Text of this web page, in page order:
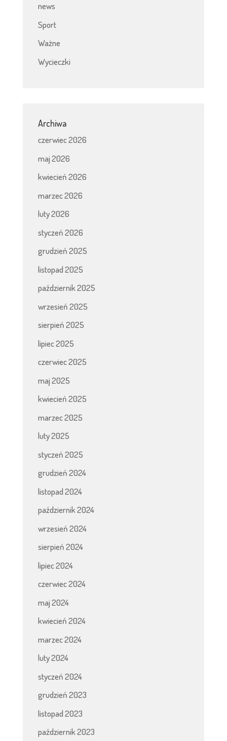
news
Sport
Ważne
Wycieczki
Archiwa
czerwiec 2026
maj 2026
kwiecień 2026
marzec 2026
luty 2026
styczeń 2026
grudzień 2025
listopad 2025
październik 2025
wrzesień 2025
sierpień 2025
lipiec 2025
czerwiec 2025
maj 2025
kwiecień 2025
marzec 2025
luty 2025
styczeń 2025
grudzień 2024
listopad 2024
październik 2024
wrzesień 2024
sierpień 2024
lipiec 2024
czerwiec 2024
maj 2024
kwiecień 2024
marzec 2024
luty 2024
styczeń 2024
grudzień 2023
listopad 2023
październik 2023